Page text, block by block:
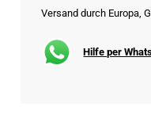
Versand durch Europa,
Hilfe per